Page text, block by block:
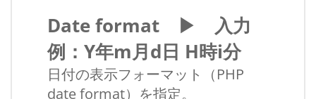
Date format ▶ 入力
例：Y年m月d日 H時i分
日付の表示フォーマット（PHP
date format）を指定。